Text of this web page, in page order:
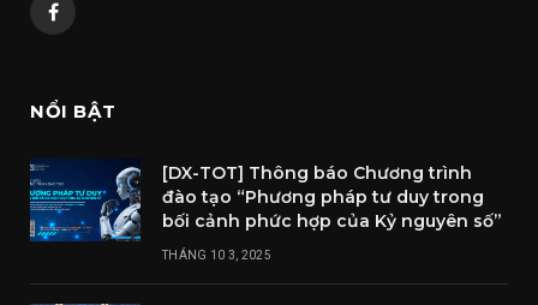
Facebook
NỔI BẬT
[DX-TOT] Thông báo Chương trình
đào tạo “Phương pháp tư duy trong
bối cảnh phức hợp của Kỷ nguyên số”
THÁNG 10 3, 2025